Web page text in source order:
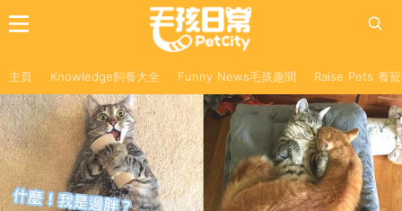
主頁 Knowledge飼養大全 Funny News毛孩趣聞 Raise Pets 養